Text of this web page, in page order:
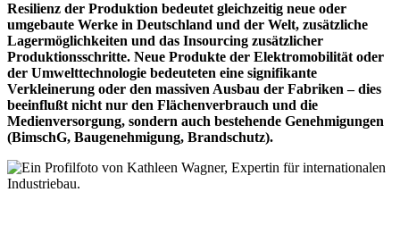
Resilienz der Produktion bedeutet gleichzeitig neue oder
umgebaute Werke in Deutschland und der Welt, zusätzliche
Lagermöglichkeiten und das Insourcing zusätzlicher
Produktionsschritte. Neue Produkte der Elektromobilität oder
der Umwelttechnologie bedeuteten eine signifikante
Verkleinerung oder den massiven Ausbau der Fabriken – dies
beeinflußt nicht nur den Flächenverbrauch und die
Medienversorgung, sondern auch bestehende Genehmigungen
(BimschG, Baugenehmigung, Brandschutz).